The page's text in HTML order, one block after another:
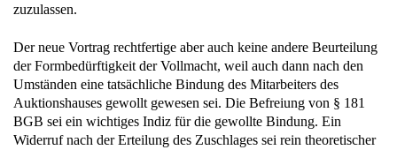
zuzulassen.
Der neue Vortrag rechtfertige aber auch keine andere Beurteilung
der Formbedürftigkeit der Vollmacht, weil auch dann nach den
Umständen eine tatsächliche Bindung des Mitarbeiters des
Auktionshauses gewollt gewesen sei. Die Befreiung von § 181
BGB sei ein wichtiges Indiz für die gewollte Bindung. Ein
Widerruf nach der Erteilung des Zuschlages sei rein theoretischer